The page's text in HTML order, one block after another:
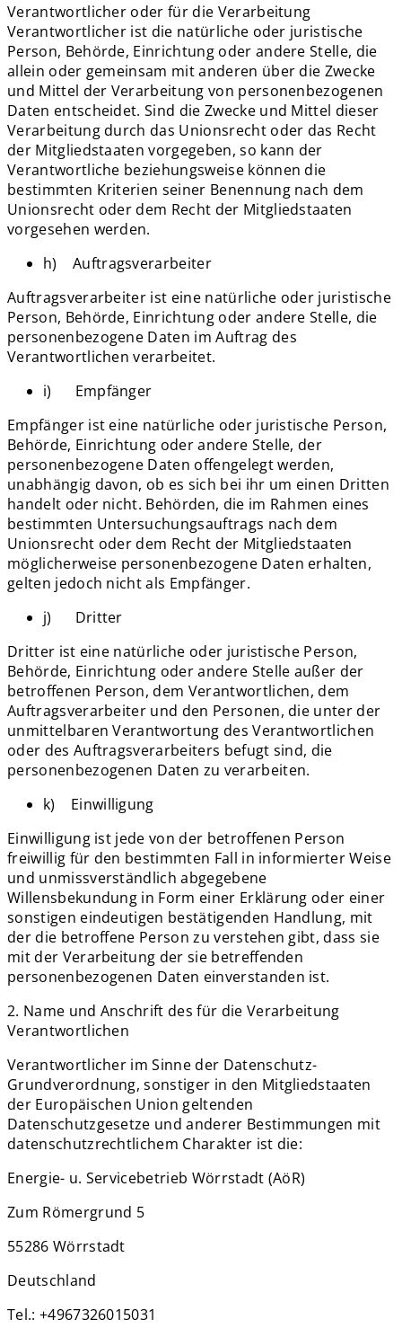
Verantwortlicher oder für die Verarbeitung
Verantwortlicher ist die natürliche oder juristische
Person, Behörde, Einrichtung oder andere Stelle, die
allein oder gemeinsam mit anderen über die Zwecke
und Mittel der Verarbeitung von personenbezogenen
Daten entscheidet. Sind die Zwecke und Mittel dieser
Verarbeitung durch das Unionsrecht oder das Recht
der Mitgliedstaaten vorgegeben, so kann der
Verantwortliche beziehungsweise können die
bestimmten Kriterien seiner Benennung nach dem
Unionsrecht oder dem Recht der Mitgliedstaaten
vorgesehen werden.
h) Auftragsverarbeiter
Auftragsverarbeiter ist eine natürliche oder juristische
Person, Behörde, Einrichtung oder andere Stelle, die
personenbezogene Daten im Auftrag des
Verantwortlichen verarbeitet.
i) Empfänger
Empfänger ist eine natürliche oder juristische Person,
Behörde, Einrichtung oder andere Stelle, der
personenbezogene Daten offengelegt werden,
unabhängig davon, ob es sich bei ihr um einen Dritten
handelt oder nicht. Behörden, die im Rahmen eines
bestimmten Untersuchungsauftrags nach dem
Unionsrecht oder dem Recht der Mitgliedstaaten
möglicherweise personenbezogene Daten erhalten,
gelten jedoch nicht als Empfänger.
j) Dritter
Dritter ist eine natürliche oder juristische Person,
Behörde, Einrichtung oder andere Stelle außer der
betroffenen Person, dem Verantwortlichen, dem
Auftragsverarbeiter und den Personen, die unter der
unmittelbaren Verantwortung des Verantwortlichen
oder des Auftragsverarbeiters befugt sind, die
personenbezogenen Daten zu verarbeiten.
k) Einwilligung
Einwilligung ist jede von der betroffenen Person
freiwillig für den bestimmten Fall in informierter Weise
und unmissverständlich abgegebene
Willensbekundung in Form einer Erklärung oder einer
sonstigen eindeutigen bestätigenden Handlung, mit
der die betroffene Person zu verstehen gibt, dass sie
mit der Verarbeitung der sie betreffenden
personenbezogenen Daten einverstanden ist.
2. Name und Anschrift des für die Verarbeitung
Verantwortlichen
Verantwortlicher im Sinne der Datenschutz-
Grundverordnung, sonstiger in den Mitgliedstaaten
der Europäischen Union geltenden
Datenschutzgesetze und anderer Bestimmungen mit
datenschutzrechtlichem Charakter ist die:
Energie- u. Servicebetrieb Wörrstadt (AöR)
Zum Römergrund 5
55286 Wörrstadt
Deutschland
Tel.: +4967326015031